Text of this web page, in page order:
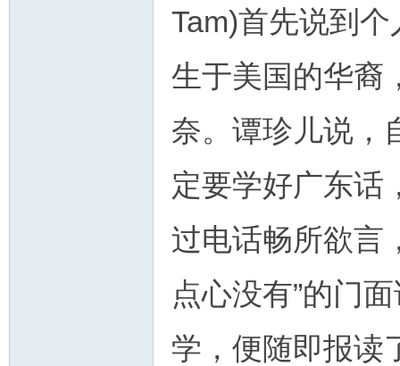
Tam)首先说到
生于美国的华裔
奈。谭珍儿说，
定要学好广东话
过电话畅所欲言
点心没有”的门
学，便随即报读